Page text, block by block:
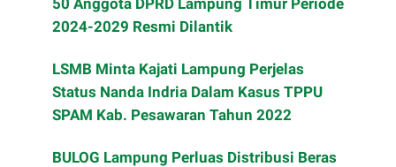
2024-2029 Resmi Dilantik
LSMB Minta Kajati Lampung Perjelas
Status Nanda Indria Dalam Kasus TPPU
SPAM Kab. Pesawaran Tahun 2022
BULOG Lampung Perluas Distribusi Beras